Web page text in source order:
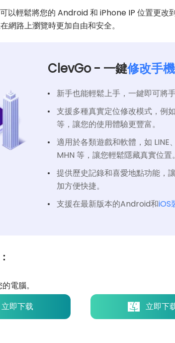
以輕鬆將您的 Android 和 iPhone IP 位置更改
網路上瀏覽時更加自由和安全。
ClevGo - 一鍵修改手
新手也能輕鬆上手，一鍵即可將
支援多種真實定位修改模式，例
等，讓您的使用體驗更豐富。
適用於各類遊戲和軟體，如
MHN 等，讓您輕鬆隱藏真實位置。
提供歷史記錄和喜愛地點功能，
加方便快捷。
支援在最新版本的Android和iOS
電腦。
立即下载
立即下